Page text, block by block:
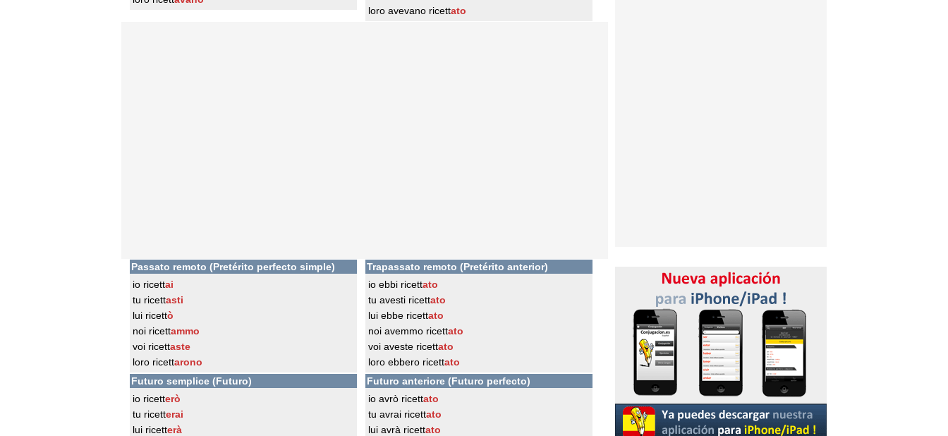
loro avevano ricettato
Passato remoto (Pretérito perfecto simple)
io ricettai
tu ricettasti
lui ricettò
noi ricettammo
voi ricettaste
loro ricettarono
Trapassato remoto (Pretérito anterior)
io ebbi ricettato
tu avesti ricettato
lui ebbe ricettato
noi avemmo ricettato
voi aveste ricettato
loro ebbero ricettato
Futuro semplice (Futuro)
io ricetterò
tu ricetterai
lui ricetterà
Futuro anteriore (Futuro perfecto)
io avrò ricettato
tu avrai ricettato
lui avrà ricettato